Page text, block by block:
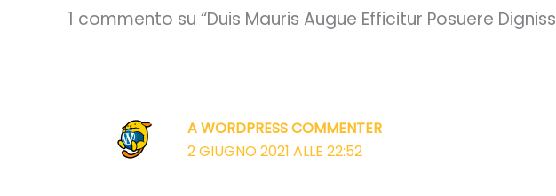
1 commento su “Duis Mauris Augue Efficitur Posuere
A WORDPRESS COMMENTER
2 GIUGNO 2021 ALLE 22:52